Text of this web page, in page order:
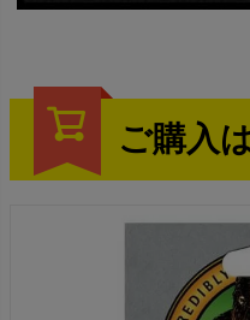
ご購入